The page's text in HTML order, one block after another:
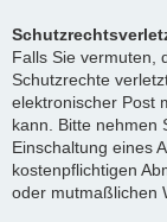
Falls Sie vermuten,
Schutzrechte
elektronischer Post
kann. Bitte nehmen
Einschaltung eines
kostenpflichtigen
oder mutmaßlichen